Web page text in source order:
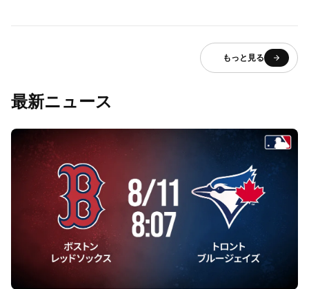
もっと見る
最新ニュース